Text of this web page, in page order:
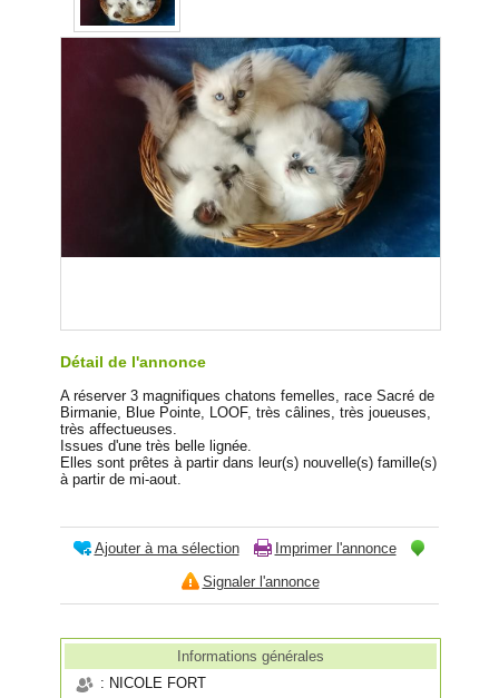
Détail de l'annonce
A réserver 3 magnifiques chatons femelles, race Sacré de
Birmanie, Blue Pointe, LOOF, très câlines, très joueuses,
très affectueuses.
Issues d'une très belle lignée.
Elles sont prêtes à partir dans leur(s) nouvelle(s) famille(s)
à partir de mi-aout.
Ajouter à ma sélection
Imprimer l'annonce
Signaler l'annonce
Informations générales
: NICOLE FORT